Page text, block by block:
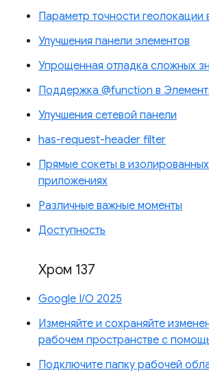
Параметр точности геолокации
Улучшения панели элементов
Упрощенная отладка сложных
Поддержка @function в
Улучшения сетевой панели
has-request-header filter
Прямые сокеты в
приложениях
Различные важные моменты
Доступность
Хром 137
Google I/O 2025
Изменяйте и сохраняйте
рабочем пространстве с
Подключите папку рабочей